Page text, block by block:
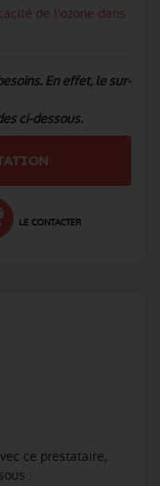
de l'ozone dans
En effet, le sur-
ci-dessous.
LE CONTACTER
ce prestataire,
: